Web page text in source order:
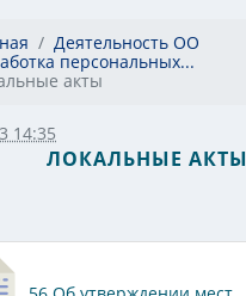
Деятельность ОО
персональных...
акты
14:35
ЛОКАЛЬНЫЕ АКТЫ